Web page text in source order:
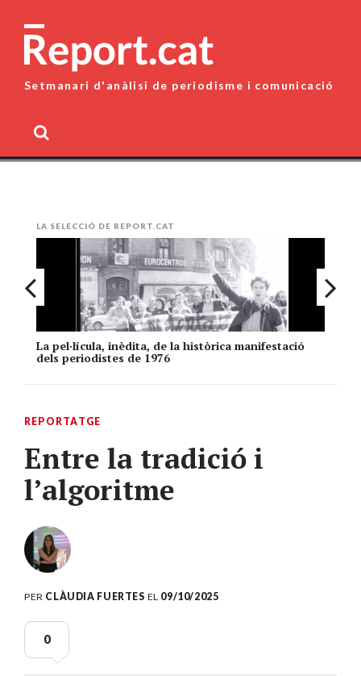
content
Setmanari d'anàlisi de periodisme i comunicació
LA SELECCIÓ DE REPORT.CAT
La pel·lícula, inèdita, de la històrica manifestació
dels periodistes de 1976
REPORTATGE
Entre la tradició i
l’algoritme
PER CLÀUDIA FUERTES EL 09/10/2025
0